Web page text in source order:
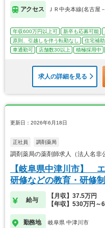
アクセス ＪＲ中央本線(名古屋
年収600万円以上可 新卒も応募可能
原則、引越しを伴う転勤なし
住宅補
車通勤可
店舗数30以上 積極採用中
求人の詳細を見る
更新日：2026年6月18日
正社員 調剤薬局
調剤薬局の薬剤師求人（法人名
【岐阜県中津川市】
研修などの教育・研修
給与
【月収】37.5万円
【年収】530万円～
勤務地 岐阜県 中津川市